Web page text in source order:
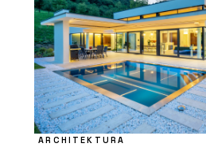
ARCHITEKTURA